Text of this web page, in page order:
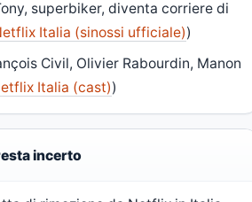
superbiker, diventa corriere di
Italia (sinossi ufficiale))
Civil, Olivier Rabourdin, Manon
Italia (cast))
incerto